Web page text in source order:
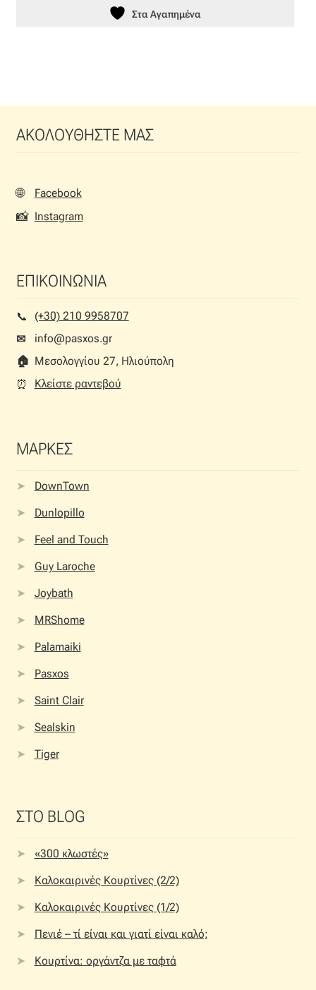
Στα Αγαπημένα
ΑΚΟΛΟΥΘΗΣΤΕ ΜΑΣ
🌐 Facebook
📸 Instagram
ΕΠΙΚΟΙΝΩΝΙΑ
📞︎
(+30) 210 9958707
✉
info@pasxos.gr
🏠︎ Μεσολογγίου 27, Ηλιούπολη
⏰︎
Κλείστε ραντεβού
ΜΑΡΚΕΣ
DownTown
Dunlopillo
Feel and Touch
Guy Laroche
Joybath
MRShome
Palamaiki
Pasxos
Saint Clair
Sealskin
Tiger
ΣΤΟ BLOG
«300 κλωστές»
Καλοκαιρινές Κουρτίνες (2/2)
Καλοκαιρινές Κουρτίνες (1/2)
Πενιέ – τί είναι και γιατί είναι καλό;
Κουρτίνα: οργάντζα με ταφτά